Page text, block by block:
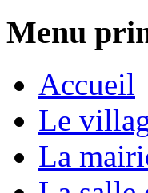
Menu
Accueil
Le
La